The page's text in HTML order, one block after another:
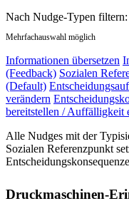
Nach Nudge-Typen filtern:
Mehrfachauswahl möglich
Informationen übersetzen
(Feedback) Sozialen
(Default)
verändern
bereitstellen / Auffälligkeit
Alle Nudges mit der
Sozialen Referenzpunkt
Druckmaschinen-